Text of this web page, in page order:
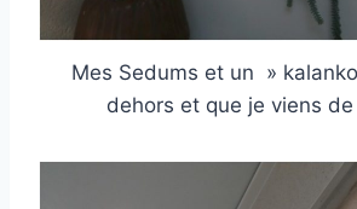
Mes Sedums et un »
dehors et que je viens